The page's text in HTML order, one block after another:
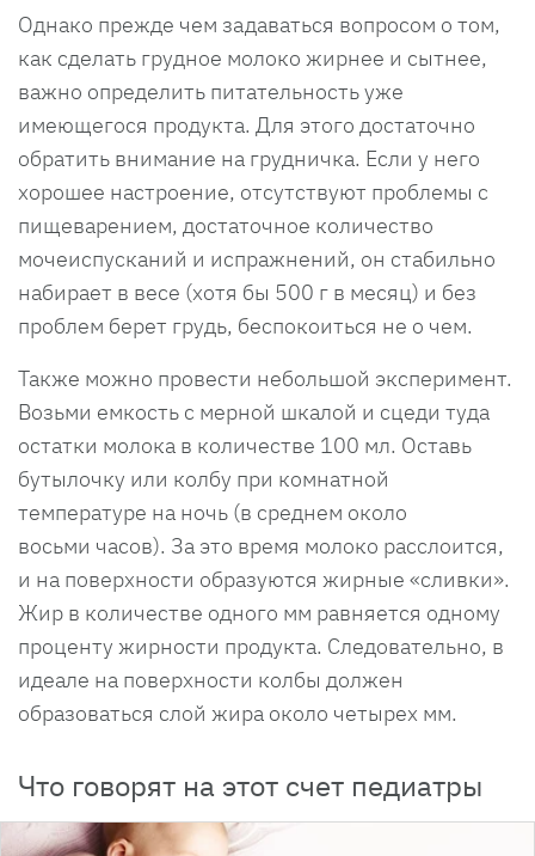
Однако прежде чем задаваться вопросом о том,
как сделать грудное молоко жирнее и сытнее,
важно определить питательность уже
имеющегося продукта. Для этого достаточно
обратить внимание на грудничка. Если у него
хорошее настроение, отсутствуют проблемы с
пищеварением, достаточное количество
мочеиспусканий и испражнений, он стабильно
набирает в весе (хотя бы 500 г в месяц) и без
проблем берет грудь, беспокоиться не о чем.
Также можно провести небольшой эксперимент.
Возьми емкость с мерной шкалой и сцеди туда
остатки молока в количестве 100 мл. Оставь
бутылочку или колбу при комнатной
температуре на ночь (в среднем около
восьми часов). За это время молоко расслоится,
и на поверхности образуются жирные «сливки».
Жир в количестве одного мм равняется одному
проценту жирности продукта. Следовательно, в
идеале на поверхности колбы должен
образоваться слой жира около четырех мм.
Что говорят на этот счет педиатры